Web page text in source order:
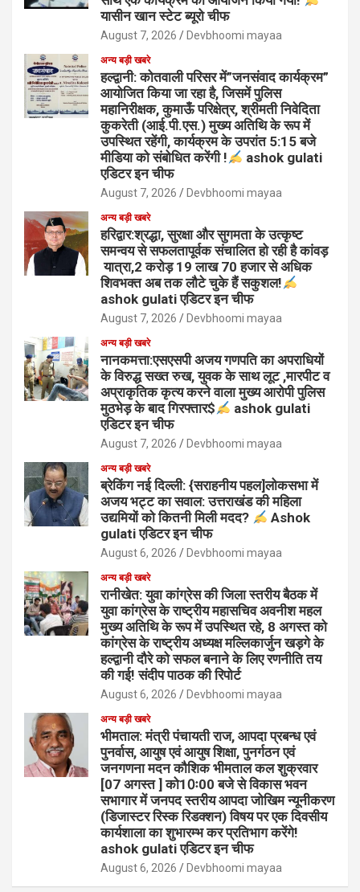
यासीन खान स्टेट ब्यूरो चीफ
August 7, 2026 Devbhoomi mayaa
अन्य बड़ी खबरे
हल्द्वानी: कोतवाली परिसर में”जनसंवाद कार्यक्रम”
आयोजित किया जा रहा है, जिसमें पुलिस
महानिरीक्षक, कुमाऊँ परिक्षेत्र, श्रीमती निवेदिता
कुकरेती (आई.पी.एस.) मुख्य अतिथि के रूप में
उपस्थित रहेंगी, कार्यक्रम के उपरांत 5:15 बजे
मीडिया को संबोधित करेंगी !
ashok gulati
एडिटर इन चीफ
August 7, 2026 Devbhoomi mayaa
अन्य बड़ी खबरे
हरिद्वार:श्रद्धा, सुरक्षा और सुगमता के उत्कृष्ट
समन्वय से सफलतापूर्वक संचालित हो रही है कांवड़
यात्रा,2 करोड़ 19 लाख 70 हजार से अधिक
शिवभक्त अब तक लौटे चुके हैं सकुशल!
ashok gulati एडिटर इन चीफ
August 7, 2026 Devbhoomi mayaa
अन्य बड़ी खबरे
नानकमत्ता:एसएसपी अजय गणपति का अपराधियों
के विरुद्ध सख्त रुख, युवक के साथ लूट ,मारपीट व
अप्राकृतिक कृत्य करने वाला मुख्य आरोपी पुलिस
मुठभेड़ के बाद गिरफ्तार$
ashok gulati
एडिटर इन चीफ
August 7, 2026 Devbhoomi mayaa
अन्य बड़ी खबरे
ब्रेकिंग नई दिल्ली: {सराहनीय पहल]लोकसभा में
अजय भट्ट का सवाल: उत्तराखंड की महिला
उद्यमियों को कितनी मिली मदद?
Ashok
gulati एडिटर इन चीफ
August 6, 2026 Devbhoomi mayaa
अन्य बड़ी खबरे
रानीखेत: युवा कांग्रेस की जिला स्तरीय बैठक में
युवा कांग्रेस के राष्ट्रीय महासचिव अवनीश महल
मुख्य अतिथि के रूप में उपस्थित रहे, 8 अगस्त को
कांग्रेस के राष्ट्रीय अध्यक्ष मल्लिकार्जुन खड़गे के
हल्द्वानी दौरे को सफल बनाने के लिए रणनीति तय
की गई! संदीप पाठक की रिपोर्ट
August 6, 2026 Devbhoomi mayaa
अन्य बड़ी खबरे
भीमताल: मंत्री पंचायती राज, आपदा प्रबन्ध एवं
पुनर्वास, आयुष एवं आयुष शिक्षा, पुनर्गठन एवं
जनगणना मदन कौशिक भीमताल कल शुक्रवार
[07 अगस्त ] को10ः00 बजे से विकास भवन
सभागार में जनपद स्तरीय आपदा जोखिम न्यूनीकरण
(डिजास्टर रिस्क रिडक्शन) विषय पर एक दिवसीय
कार्यशाला का शुभारम्भ कर प्रतिभाग करेंगे!
ashok gulati एडिटर इन चीफ
August 6, 2026 Devbhoomi mayaa